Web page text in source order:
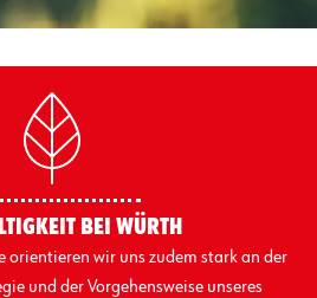
BEI WÜRTH
orientieren wir uns zudem stark an der
und der Vorgehensweise unseres